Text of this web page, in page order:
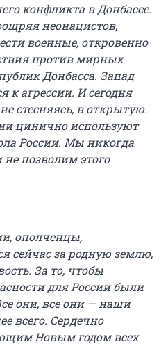
конфликта в Донбассе.
неонацистов,
военные, откровенно
против мирных
Донбасса. Запад
к агрессии. И сегодня
стесняясь, в открытую.
цинично используют
России. Мы никогда
позволим этого
ополченцы,
сейчас за родную землю,
За то, чтобы
для России были
они, все они — наши
всего. Сердечно
Новым годом всех